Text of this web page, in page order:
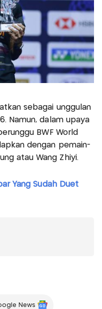
sebagai unggulan
Namun, dalam upaya
BWF World
dengan pemain-
atau Wang Zhiyi.
Yang Sudah Duet
News